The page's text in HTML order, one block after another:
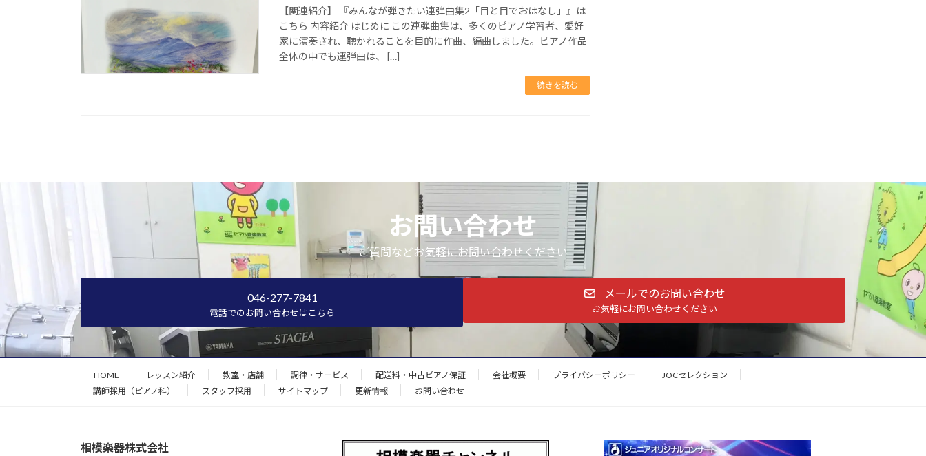
【関連紹介】 『みんなが弾きたい連弾曲集2「目と目でおはなし」』は
こちら 内容紹介 はじめに この連弾曲集は、多くのピアノ学習者、愛好
家に演奏され、聴かれることを目的に作曲、編曲しました。ピアノ作品
全体の中でも連弾曲は、 […]
続きを読む
お問い合わせ
ご質問などお気軽にお問い合わせください
046-277-7841
電話でのお問い合わせはこちら
メールでのお問い合わせ
お気軽にお問い合わせください
HOME レッスン紹介 教室・店舗 調律・サービス 配送料・中古ピアノ保証 会社概要 プライバシーポリシー
JOCセレクション
講師採用（ピアノ科）
スタッフ採用 サイトマップ 更新情報 お問い合わせ
相模楽器株式会社